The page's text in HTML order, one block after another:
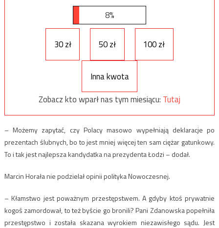
8%
30 zł 50 zł 100 zł
Inna kwota
Zobacz kto wparł nas tym miesiącu: Tutaj
– Możemy zapytać, czy Polacy masowo wypełniają deklaracje po
prezentach ślubnych, bo to jest mniej więcej ten sam ciężar gatunkowy.
To i tak jest najlepsza kandydatka na prezydenta Łodzi – dodał.
Marcin Horała nie podzielał opinii polityka Nowoczesnej.
– Kłamstwo jest poważnym przestępstwem. A gdyby ktoś prywatnie
kogoś zamordował, to też byście go bronili? Pani Zdanowska popełniła
przestępstwo i została skazana wyrokiem niezawisłego sądu. Jest